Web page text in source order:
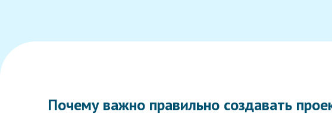
Почему важно правильно создавать